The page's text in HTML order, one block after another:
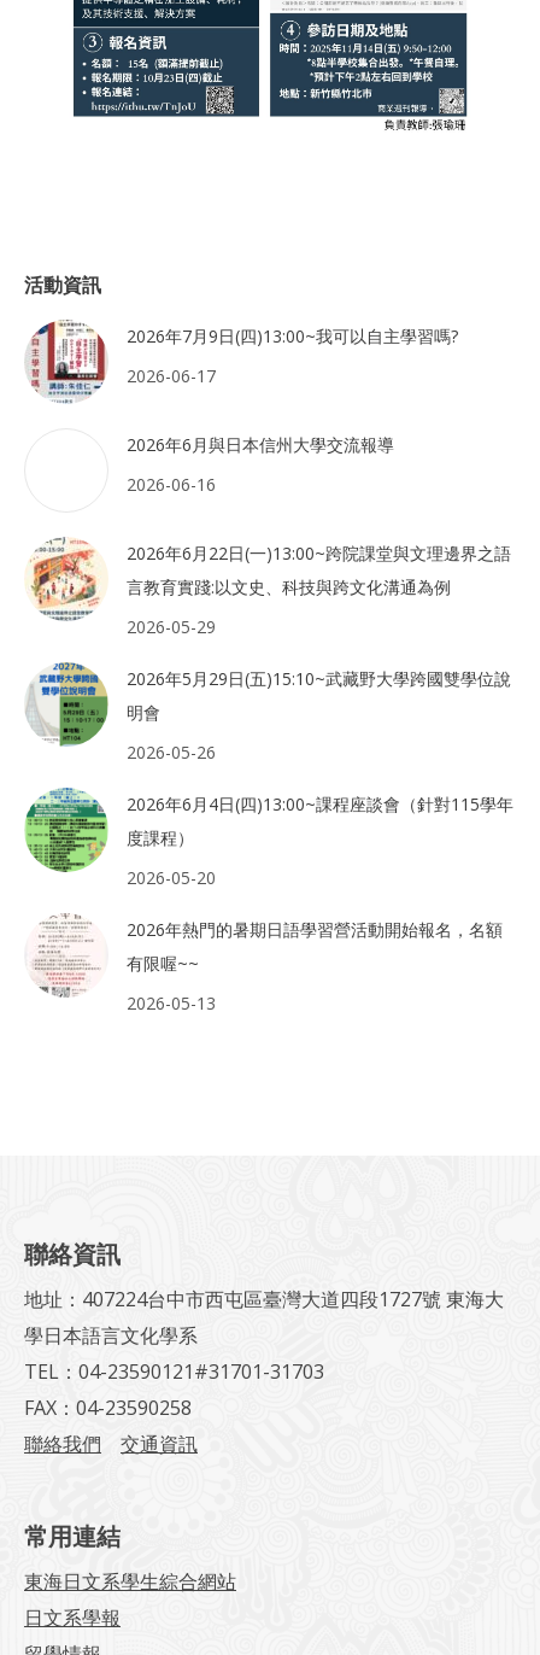
活動資訊
2026年7月9日(四)13:00~我可以自主學習嗎?
2026-06-17
2026年6月與日本信州大學交流報導
2026-06-16
2026年6月22日(一)13:00~跨院課堂與文理邊界之語
言教育實踐:以文史、科技與跨文化溝通為例
2026-05-29
2026年5月29日(五)15:10~武藏野大學跨國雙學位說
明會
2026-05-26
2026年6月4日(四)13:00~課程座談會（針對115學年
度課程）
2026-05-20
2026年熱門的暑期日語學習營活動開始報名，名額
有限喔~~
2026-05-13
聯絡資訊
地址：407224台中市西屯區臺灣大道四段1727號 東海大
學日本語言文化學系
TEL：04-23590121#31701-31703
FAX：04-23590258
聯絡我們
交通資訊
常用連結
東海日文系學生綜合網站
日文系學報